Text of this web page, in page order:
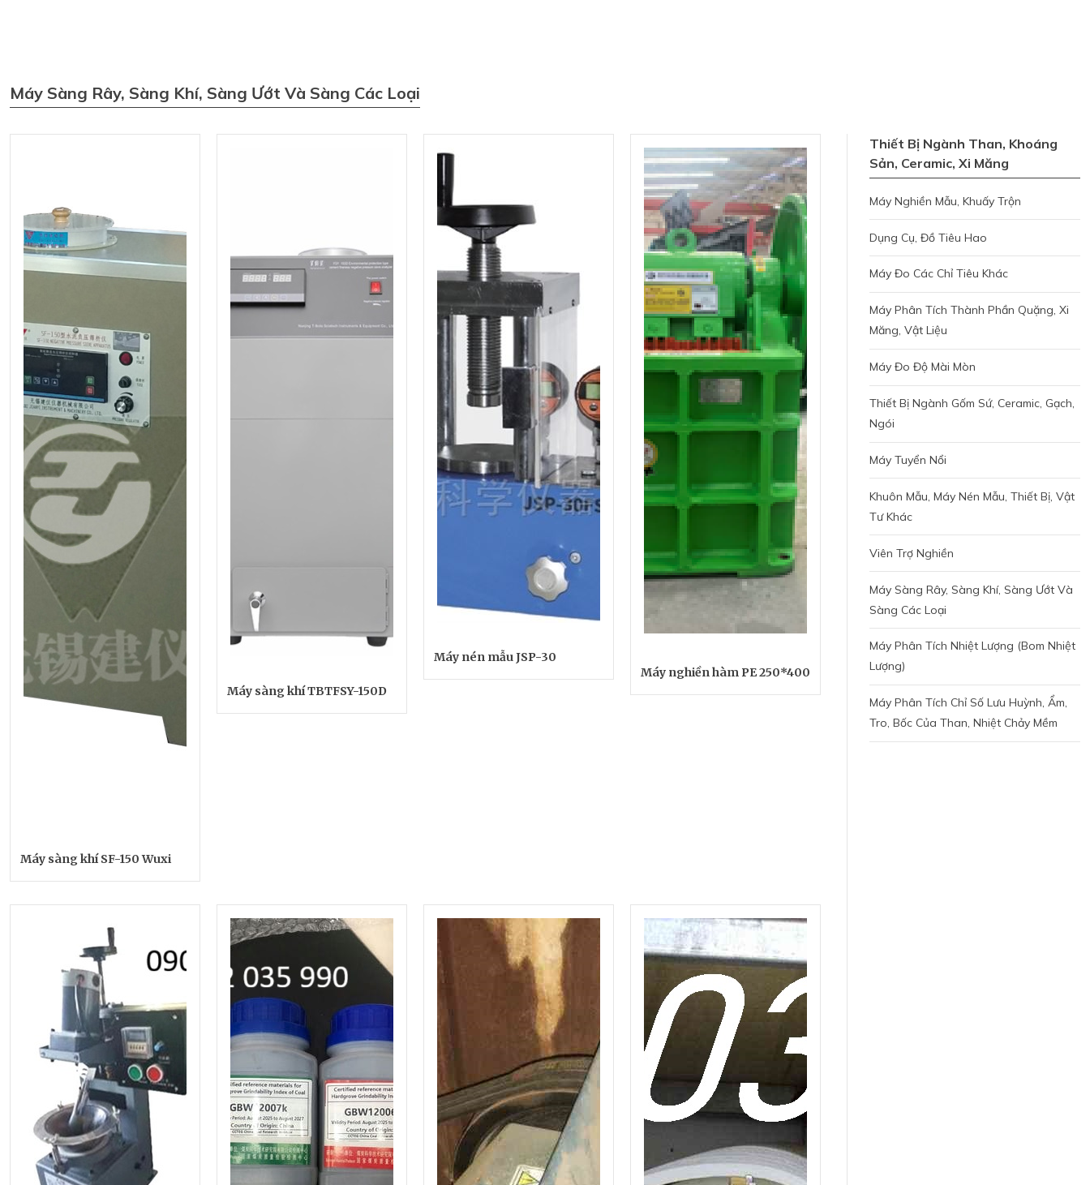
Máy Sàng Rây, Sàng Khí, Sàng Ướt Và Sàng Các Loại
Máy sàng khí SF-150 Wuxi
Máy sàng khí TBTFSY-150D
Máy nén mẫu JSP-30
Máy nghiền hàm PE 250*400
Thiết Bị Ngành Than, Khoáng
Sản, Ceramic, Xi Măng
Máy Nghiền Mẫu, Khuấy Trộn
Dụng Cụ, Đồ Tiêu Hao
Máy Đo Các Chỉ Tiêu Khác
Máy Phân Tích Thành Phần Quặng, Xi
Măng, Vật Liệu
Máy Đo Độ Mài Mòn
Thiết Bị Ngành Gốm Sứ, Ceramic, Gạch,
Ngói
Máy Tuyển Nổi
Khuôn Mẫu, Máy Nén Mẫu, Thiết Bị, Vật
Tư Khác
Viên Trợ Nghiền
Máy Sàng Rây, Sàng Khí, Sàng Ướt Và
Sàng Các Loại
Máy Phân Tích Nhiệt Lượng (bom Nhiệt
Lượng)
Máy Phân Tích Chỉ Số Lưu Huỳnh, Ẩm,
Tro, Bốc Của Than, Nhiệt Chảy Mềm